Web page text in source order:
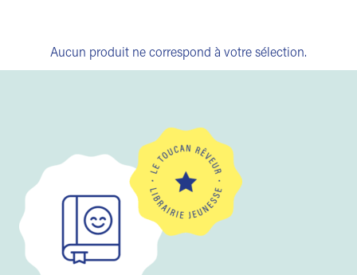
Aucun produit ne correspond à votre sélection.